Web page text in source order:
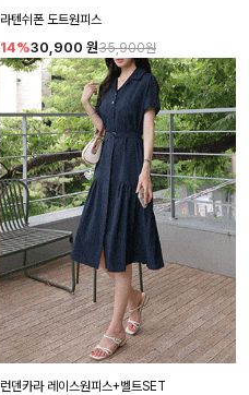
라텐쉬폰 도트원피스
14%30,900 원35,900원
런덴카라 레이스원피스+벨트SET